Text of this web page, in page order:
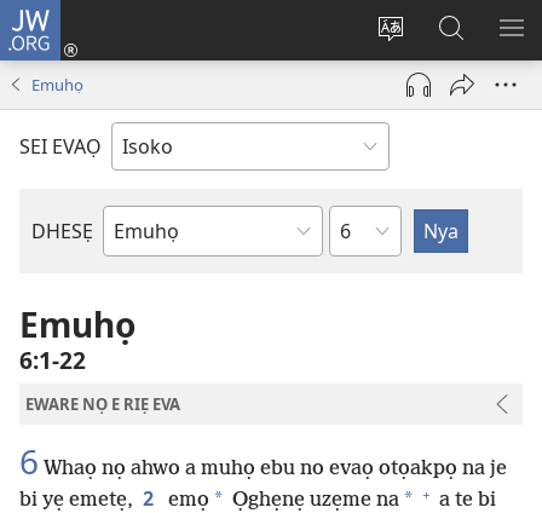
JW.ORG
Nwene
ẹvẹrẹ
Ro
Eva
(opens
window)
Gwọlọ
JW.ORG
Emuhọ
SEI EVAỌ
DHESẸ
Ebe
Uzou
Emuhọ
6:1-22
EWARE NỌ E RIẸ EVA
6 Whaọ nọ ahwo a muhọ ebu no evaọ otọakpọ na je
bi yẹ emetẹ, 2 emọ * Ọghẹnẹ uzẹme na * + a te bi